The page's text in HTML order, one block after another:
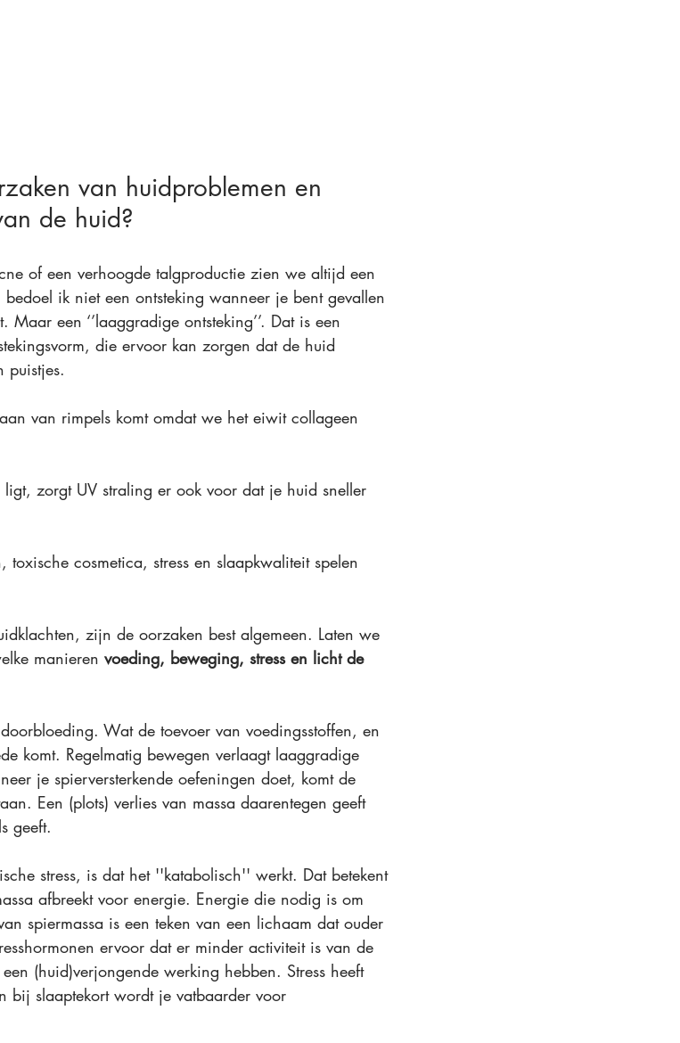
van huidproblemen en
de huid?
of een verhoogde talgproductie zien we altijd een
ik niet een ontsteking wanneer je bent gevallen
een ‘’laaggradige ontsteking’’. Dat is een
die ervoor kan zorgen dat de huid
puistjes.
van rimpels komt omdat we het eiwit collageen
zorgt UV straling er ook voor dat je huid sneller
cosmetica, stress en slaapkwaliteit spelen
zijn de oorzaken best algemeen. Laten we
manieren voeding, beweging, stress en licht de
Wat de toevoer van voedingsstoffen, en
komt. Regelmatig bewegen verlaagt laaggradige
je spierversterkende oefeningen doet, komt de
Een (plots) verlies van massa daarentegen geeft
geeft.
stress, is dat het ''katabolisch'' werkt. Dat betekent
afbreekt voor energie. Energie die nodig is om
spiermassa is een teken van een lichaam dat ouder
ervoor dat er minder activiteit is van de
(huid)verjongende werking hebben. Stress heeft
bij slaaptekort wordt je vatbaarder voor